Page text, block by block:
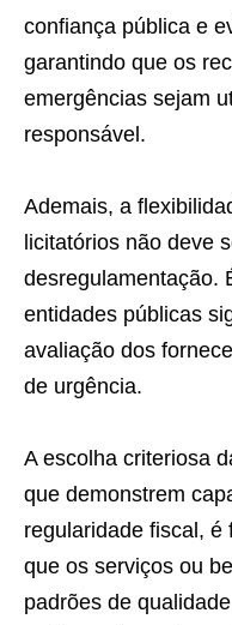
confiança pública e
garantindo que os
emergências sejam
responsável.
Ademais, a
licitatórios não deve
desregulamentação.
entidades públicas
avaliação dos
de urgência.
A escolha criteriosa
que demonstrem
regularidade fiscal, é
que os serviços ou
padrões de